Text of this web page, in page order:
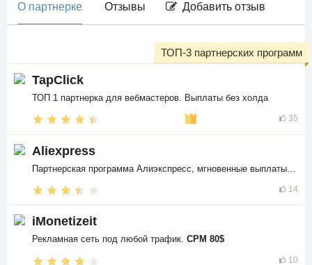
О партнерке Отзывы Добавить отзыв
TapClick
ТОП 1 партнерка для вебмастеров. Выплаты без холда
35
ТОП-3 партнерских программ
Aliexpress
14
iMonetizeit
Рекламная сеть под любой трафик. CPM 80$
10